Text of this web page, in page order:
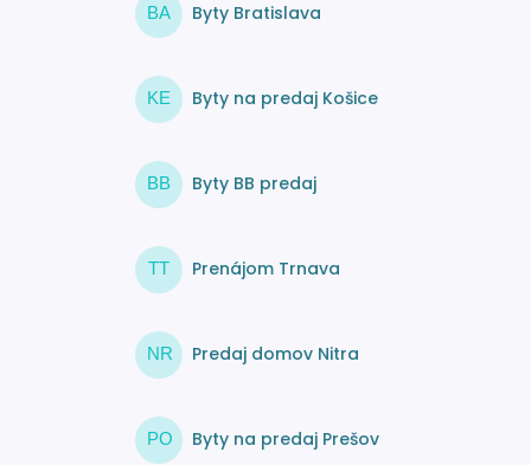
BA Byty Bratislava
KE Byty na predaj Košice
BB Byty BB predaj
TT Prenájom Trnava
NR Predaj domov Nitra
PO Byty na predaj Prešov